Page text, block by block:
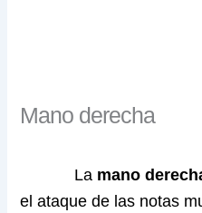
Mano derecha
La mano
el ataque de las notas